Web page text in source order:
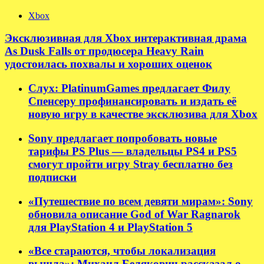
Xbox
Эксклюзивная для Xbox интерактивная драма
As Dusk Falls от продюсера Heavy Rain
удостоилась похвалы и хороших оценок
Слух: PlatinumGames предлагает Филу
Спенсеру профинансировать и издать её
новую игру в качестве эксклюзива для Xbox
Sony предлагает попробовать новые
тарифы PS Plus — владельцы PS4 и PS5
смогут пройти игру Stray бесплатно без
подписки
«Путешествие по всем девяти мирам»: Sony
обновила описание God of War Ragnarok
для PlayStation 4 и PlayStation 5
«Все стараются, чтобы локализация